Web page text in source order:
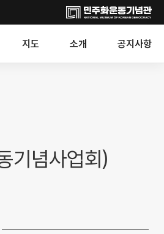
지도 소개 공지사항
기념사업회)